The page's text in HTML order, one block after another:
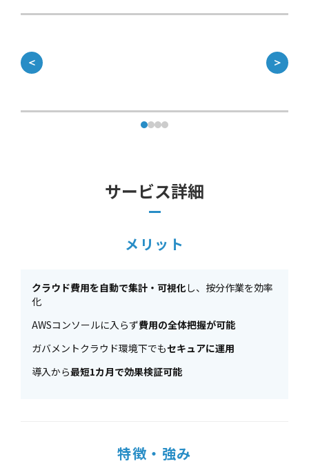
＜ ＞
サービス詳細
メリット
クラウド費用を自動で集計・可視化し、按分作業を効率
化
AWSコンソールに入らず費用の全体把握が可能
ガバメントクラウド環境下でもセキュアに運用
導入から最短1カ月で効果検証可能
特徴・強み